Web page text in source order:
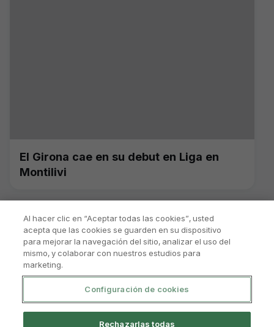
El Girona cae en su debut en Liga en
Montilivi
Aviso Legal Y Condiciones De Uso
Al hacer clic en “Aceptar todas las cookies”, usted
acepta que las cookies se guarden en su dispositivo
para mejorar la navegación del sitio, analizar el uso del
mismo, y colaborar con nuestros estudios para
marketing.
Configuración de cookies
Rechazarlas todas